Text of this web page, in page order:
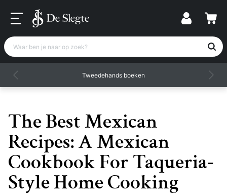
Waar ben je naar op zoek?
Tweedehands boeken
The Best Mexican
Recipes: A Mexican
Cookbook For Taqueria-
Style Home Cooking